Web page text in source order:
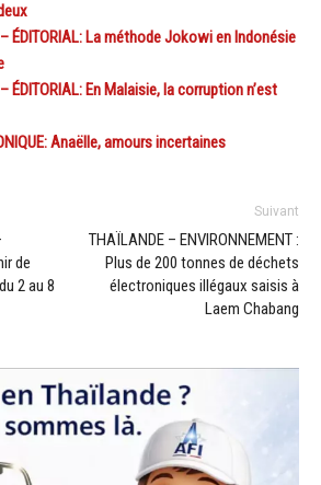
– ÉDITORIAL: La méthode Jokowi en Indonésie
ÉDITORIAL: En Malaisie, la corruption n’est
Anaëlle, amours incertaines
de
2 au 8
Suivant
THAÏLANDE – ENVIRONNEMENT :
Plus de 200 tonnes de déchets
électroniques illégaux saisis à
Laem Chabang